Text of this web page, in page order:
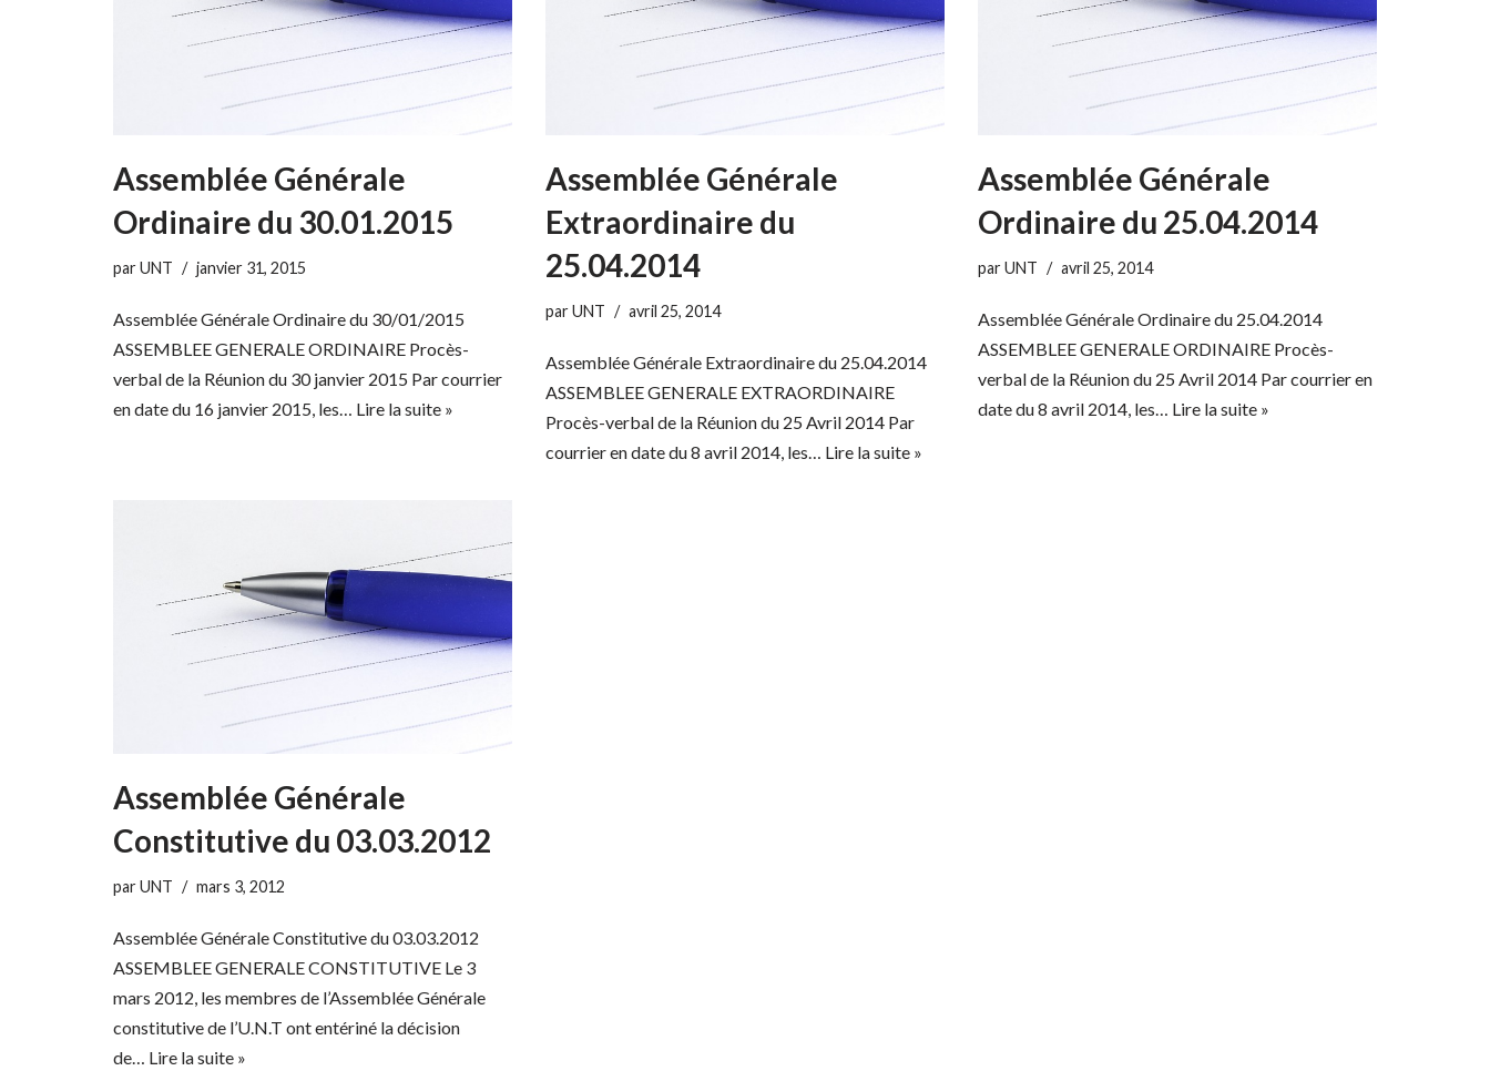
Assemblée Générale
Ordinaire du 30.01.2015
parUNT janvier 31, 2015
Assemblée Générale Ordinaire du 30/01/2015
ASSEMBLEE GENERALE ORDINAIRE Procès-
verbal de la Réunion du 30 janvier 2015 Par courrier
en date du 16 janvier 2015, les… Lire la suite »
Assemblée Générale
Extraordinaire du
25.04.2014
parUNT avril 25, 2014
Assemblée Générale Extraordinaire du 25.04.2014
ASSEMBLEE GENERALE EXTRAORDINAIRE
Procès-verbal de la Réunion du 25 Avril 2014 Par
courrier en date du 8 avril 2014, les… Lire la suite »
Assemblée Générale
Ordinaire du 25.04.2014
parUNT avril 25, 2014
Assemblée Générale Ordinaire du 25.04.2014
ASSEMBLEE GENERALE ORDINAIRE Procès-
verbal de la Réunion du 25 Avril 2014 Par courrier en
date du 8 avril 2014, les… Lire la suite »
Assemblée Générale
Constitutive du 03.03.2012
parUNT mars 3, 2012
Assemblée Générale Constitutive du 03.03.2012
ASSEMBLEE GENERALE CONSTITUTIVE Le 3
mars 2012, les membres de l’Assemblée Générale
constitutive de l’U.N.T ont entériné la décision
de… Lire la suite »